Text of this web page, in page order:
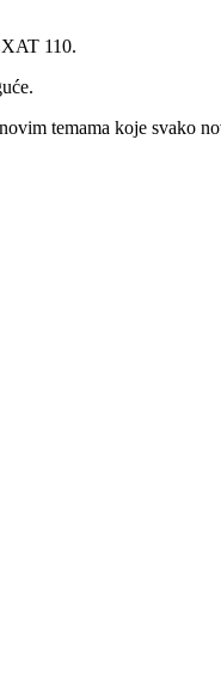
110.
temama koje svako